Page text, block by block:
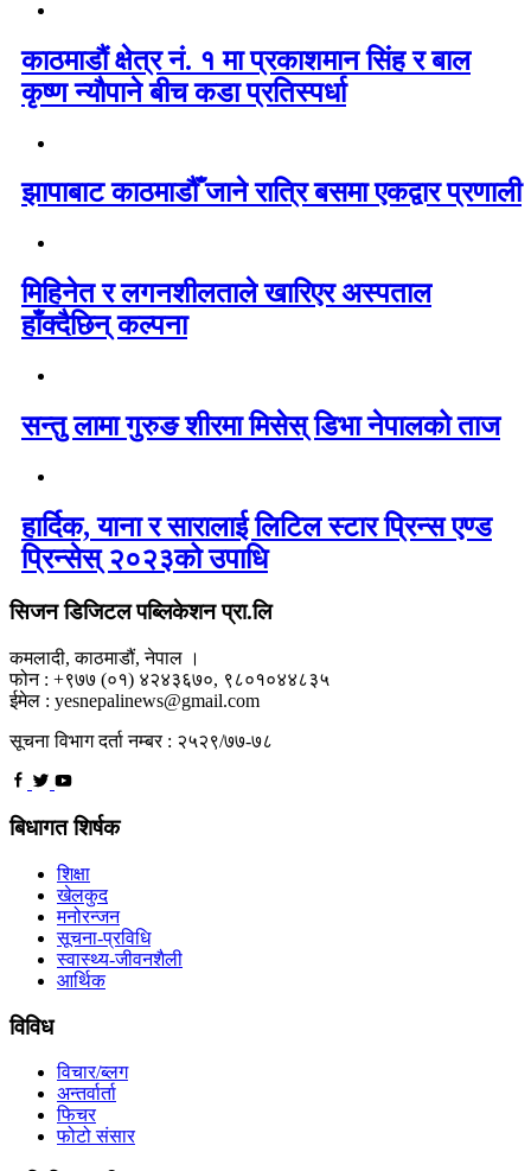
काठमाडौं क्षेत्र नं. १ मा प्रकाशमान सिंह र बाल
कृष्ण न्यौपाने बीच कडा प्रतिस्पर्धा
झापाबाट काठमाडौँ जाने रात्रि बसमा एकद्वार प्रणाली
मिहिनेत र लगनशीलताले खारिएर अस्पताल
हाँक्दैछिन् कल्पना
सन्तु लामा गुरुङ शीरमा मिसेस् डिभा नेपालको ताज
हार्दिक, याना र सारालाई लिटिल स्टार प्रिन्स एण्ड
प्रिन्सेस् २०२३को उपाधि
सिजन डिजिटल पब्लिकेशन प्रा.लि
कमलादी, काठमाडौं, नेपाल ।
फोन : +९७७ (०१) ४२४३६७०, ९८०१०४४८३५
ईमेल : yesnepalinews@gmail.com
सूचना विभाग दर्ता नम्बर : २५२९/७७-७८
बिधागत शिर्षक
शिक्षा
खेलकुद
मनोरन्जन
सूचना-प्रविधि
स्वास्थ्य-जीवनशैली
आर्थिक
विविध
विचार/ब्लग
अन्तर्वार्ता
फिचर
फोटो संसार